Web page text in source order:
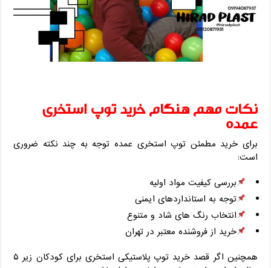
نکات مهم هنگام خرید توپ استخری
عمده
برای خرید مطمئن توپ استخری عمده توجه به چند نکته ضروری
است:
بررسی کیفیت مواد اولیه
توجه به استانداردهای ایمنی
انتخاب رنگ ‌های شاد و متنوع
خرید از فروشنده معتبر در تهران
همچنین اگر قصد خرید توپ پلاستیکی استخری برای کودکان زیر ۵